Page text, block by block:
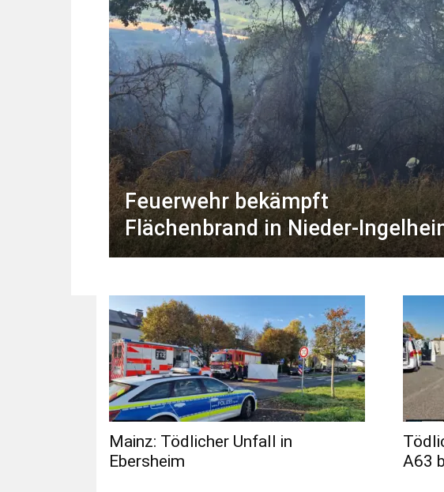
Feuerwehr bekämpft
Flächenbrand in Nieder-
Mainz: Tödlicher Unfall in
Ebersheim
A63